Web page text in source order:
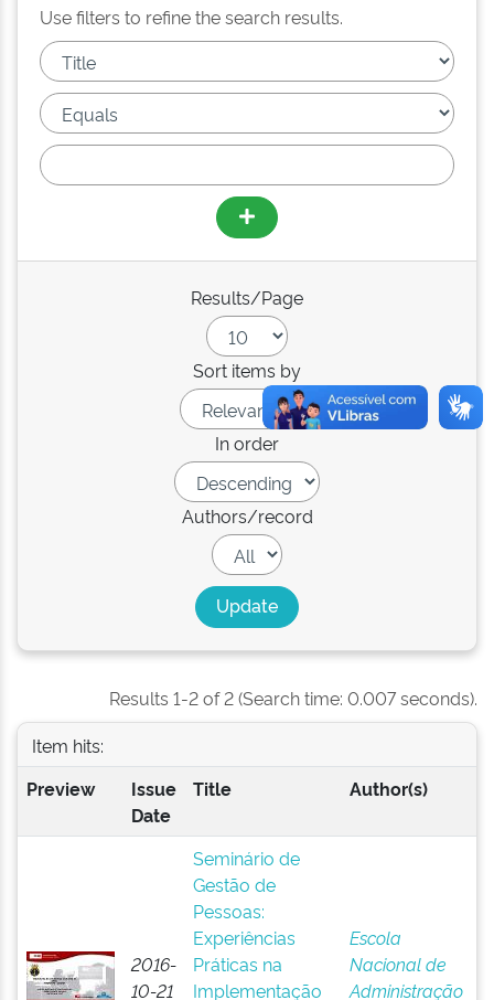
Use filters to refine the search results.
Results/Page
Sort items by
In order
Authors/record
Results 1-2 of 2 (Search time: 0.007 seconds).
Item hits:
Preview
Issue
Date
Title Author(s)
2016-
10-21
Seminário de
Gestão de
Pessoas:
Experiências
Práticas na
Implementação
Escola
Nacional de
Administração